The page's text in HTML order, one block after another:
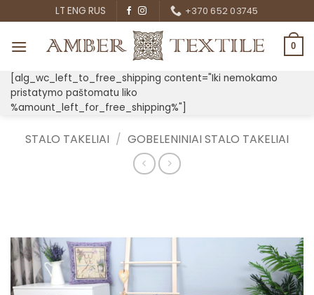
to
content
LT ENG RUS +370 652 03745
0
[alg_wc_left_to_free_shipping content="Iki nemokamo
pristatymo paštomatu liko
%amount_left_for_free_shipping%"]
STALO TAKELIAI / GOBELENINIAI STALO TAKELIAI